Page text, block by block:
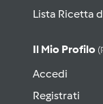
Lista Ricetta
Il Mio Profilo
Accedi
Registrati